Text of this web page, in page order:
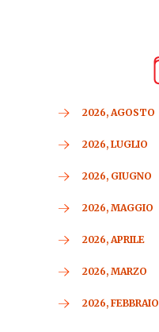
2026, AGOSTO
2026, LUGLIO
2026, GIUGNO
2026, MAGGIO
2026, APRILE
2026, MARZO
2026, FEBBRAIO